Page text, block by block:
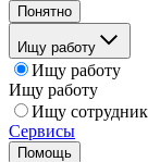
Понятно
Ищу работу
Ищу работу
Ищу работу
Ищу
Сервисы
Помощь